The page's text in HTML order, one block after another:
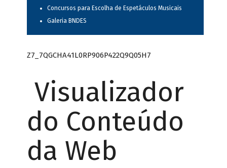
Concursos para Escolha de Espetáculos Musicais
Galeria BNDES
Z7_7QGCHA41L0RP906P422Q9Q05H7
Visualizador
do Conteúdo
da Web